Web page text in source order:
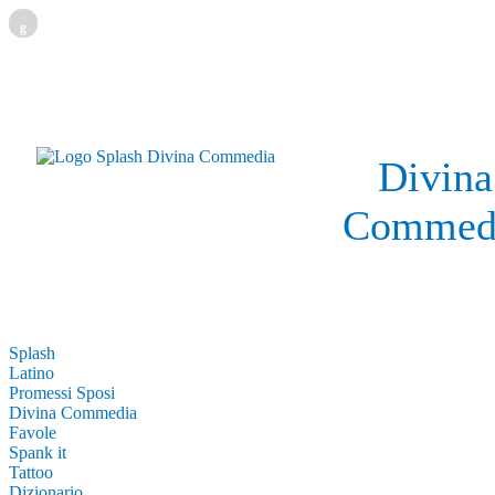
g
Divina
Splash
Latino
Promessi Sposi
Divina Commedia
Favole
Spank it
Tattoo